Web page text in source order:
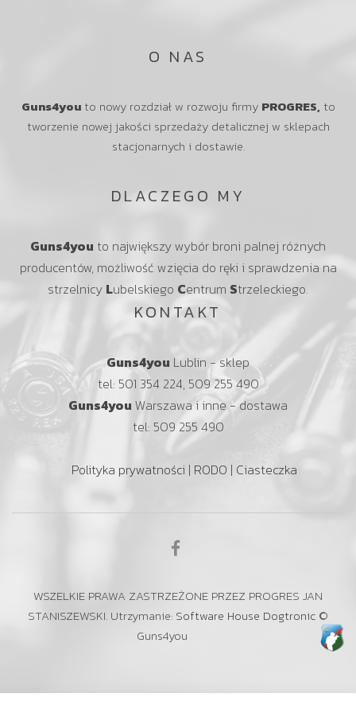
O NAS
Guns4you to nowy rozdział w rozwoju firmy PROGRES, to
tworzenie nowej jakości sprzedaży detalicznej w sklepach
stacjonarnych i dostawie.
DLACZEGO MY
Guns4you to największy wybór broni palnej różnych
producentów, możliwość wzięcia do ręki i sprawdzenia na
strzelnicy Lubelskiego Centrum Strzeleckiego.
KONTAKT
Guns4you Lublin - sklep
tel: 501 354 224, 509 255 490
Guns4you Warszawa i inne - dostawa
tel: 509 255 490
Polityka prywatności | RODO | Ciasteczka
WSZELKIE PRAWA ZASTRZEŻONE PRZEZ PROGRES JAN
STANISZEWSKI. Utrzymanie: Software House Dogtronic ©
Guns4you